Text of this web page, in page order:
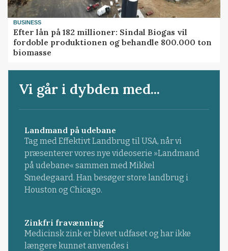
BUSINESS
Efter lån på 182 millioner: Sindal Biogas vil
fordoble produktionen og behandle 800.000 ton
biomasse
Vi går i dybden med...
Landmand på udebane
Tag med Effektivt Landbrug til USA, når vi
præsenterer vores nye videoserie »Landmand
på udebane« sammen med Mikkel
Smedegaard. Han besøger store landbrug i
Houston og Chicago.
Zinkfri fravænning
Medicinsk zink er blevet udfaset og har ikke
længere kunnet anvendes i